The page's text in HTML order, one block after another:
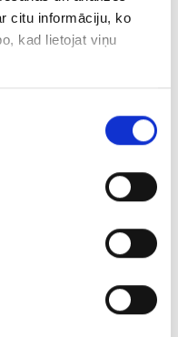
citu informāciju, ko
kad lietojat viņu
3453